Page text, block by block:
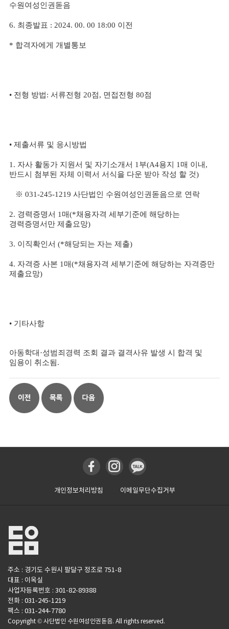
수원여성인권돋음
6. 최종발표 : 2024. 00. 00 18:00 이전
* 합격자에게 개별통보
• 전형 방법: 서류전형 20점, 면접전형 80점
• 제출서류 및 응시방법
1. 자사 활동가 지원서 및 자기소개서 1 부(A4용지 1 매 이내 ,
반드시 첨부된 자체 이력서 서식을 다운 받아 작성 할 것)
※ 031-245-1219 사단법인 수원여성인권돋음으로 연락
2. 경력증명서 1 매(*채용자격 세부기준에 해당하는
경력증명서만 제출요망)
3. 이직확인서 (*해당되는 자는 제출)
4. 자격증 사본 1 매(*채용자격 세부기준에 해당하는 자격증만
제출요망)
• 기타사항
아동학대 ·성범죄경력 조회 결과 결격사유 발생 시 합격 및
임용이 취소됨.
개인정보처리방침 이메일무단수집거부
주소 : 경기도 수원시 팔달구 정조로 751-8
대표 : 이옥실
사업자등록번호 : 301-82-89388
전화 : 031-245-1219
팩스 : 031-244-7780
Copyright © 사단법인 수원여성인권돋음. All rights reserved.